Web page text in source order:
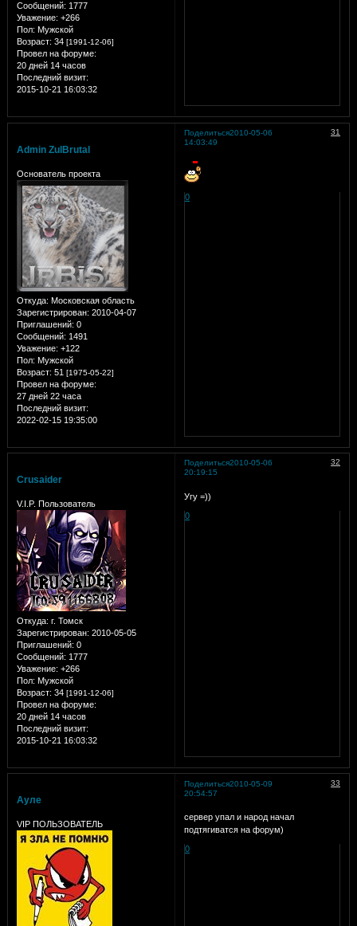
Сообщений: 1777
Уважение: +266
Пол: Мужской
Возраст: 34 [1991-12-06]
Провел на форуме:
20 дней 14 часов
Последний визит:
2015-10-21 16:03:32
Поделиться 31
2010-05-06
14:03:49
Admin ZulBrutal
Основатель проекта
Откуда: Московская область
Зарегистрирован: 2010-04-07
Приглашений: 0
Сообщений: 1491
Уважение: +122
Пол: Мужской
Возраст: 51 [1975-05-22]
Провел на форуме:
27 дней 22 часа
Последний визит:
2022-02-15 19:35:00
0
Поделиться 32
2010-05-06
20:19:15
Crusaider
V.I.P. Пользователь
Откуда: г. Томск
Зарегистрирован: 2010-05-05
Приглашений: 0
Сообщений: 1777
Уважение: +266
Пол: Мужской
Возраст: 34 [1991-12-06]
Провел на форуме:
20 дней 14 часов
Последний визит:
2015-10-21 16:03:32
Угу =))
0
Поделиться 33
2010-05-09
20:54:57
Ауле
VIP ПОЛЬЗОВАТЕЛЬ
сервер упал и народ начал
подтягиватся на форум)
0